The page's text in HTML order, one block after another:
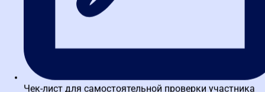
Маркетплейсы для школ и платные ящики на
Госуслугах: новые правила для поставщиков по 44-ФЗ
Чек-лист для самостоятельной проверки участника